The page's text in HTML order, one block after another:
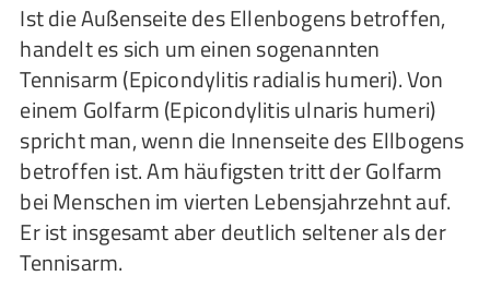
Ist die Außenseite des Ellenbogens betroffen,
handelt es sich um einen sogenannten
Tennisarm (Epicondylitis radialis humeri). Von
einem Golfarm (Epicondylitis ulnaris humeri)
spricht man, wenn die Innenseite des Ellbogens
betroffen ist. Am häufigsten tritt der Golfarm
bei Menschen im vierten Lebensjahrzehnt auf.
Er ist insgesamt aber deutlich seltener als der
Tennisarm.